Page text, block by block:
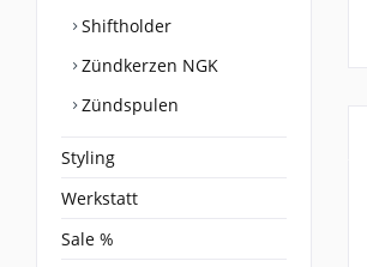
Shiftholder
Zündkerzen NGK
Zündspulen
Styling
Werkstatt
Sale %